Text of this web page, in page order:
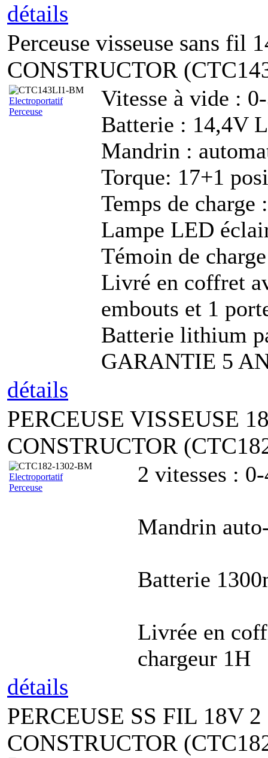
détails
Perceuse visseuse sans fil
CONSTRUCTOR
Electroportatif
Perceuse
Vitesse à vide :
Batterie : 14,4V
Mandrin :
Torque: 17+1
Temps de charge
Lampe LED
Témoin de charge
Livré en coffret
embouts et 1
Batterie lithium
GARANTIE 5
détails
PERCEUSE VISSEUSE
CONSTRUCTOR
Electroportatif
Perceuse
2 vitesses :
Mandrin
Batterie
Livrée en
chargeur 1H
détails
PERCEUSE SS FIL 18V
CONSTRUCTOR